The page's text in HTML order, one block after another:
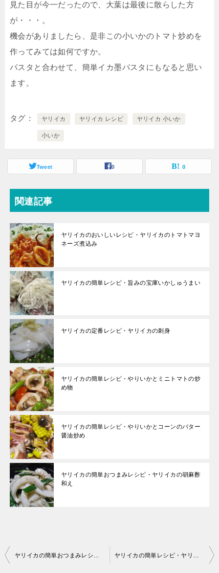
見た目が今一だったので、大葉は最後に散らした方
が・・・。
機会がありましたら、是非この小いかのトマト炒めを
作ってみては如何ですか。
パスタと合わせて、簡単イカ墨パスタにもなると思い
ます。
タグ ヤリイカ ヤリイカ レシピ ヤリイカ 小いか
小いか
Tweet 0 0
関連記事
ヤリイカのおいしいレシピ・ヤリイカのトマトマヨ
ネーズ煮込み
ヤリイカの簡単レシピ・旨みの宝庫いかしゅうまい
ヤリイカの定番レシピ・ヤリイカの刺身
ヤリイカの簡単レシピ・やりいかとミニトマトの炒
め物
ヤリイカの簡単レシピ・やりいかとコーンのバター
醤油炒め
ヤリイカの簡単おつまみレシピ・ヤリイカの胡麻酢
和え
投
ヤリイカの簡単おつまみレシピ・ヤリイカの胡麻酢和え ヤリイカの簡単レシピ・ヤリイカ丼